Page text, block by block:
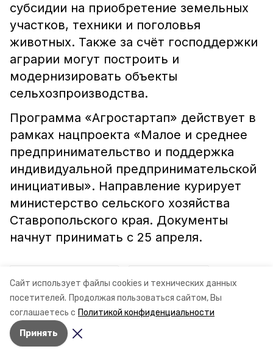
Сайт использует файлы cookies и технических данных
посетителей. Продолжая пользоваться сайтом, Вы
соглашаетесь с Политикой конфиденциальности
Принять
субсидии на приобретение земельных
участков, техники и поголовья
животных. Также за счёт господдержки
аграрии могут построить и
модернизировать объекты
сельхозпроизводства.
Программа «Агростартап» действует в
рамках нацпроекта «Малое и среднее
предпринимательство и поддержка
индивидуальной предпринимательской
инициативы». Направление курирует
министерство сельского хозяйства
Ставропольского края. Документы
начнут принимать с 25 апреля.
агростартап
Авторы: Сталина Лесь-Нелина